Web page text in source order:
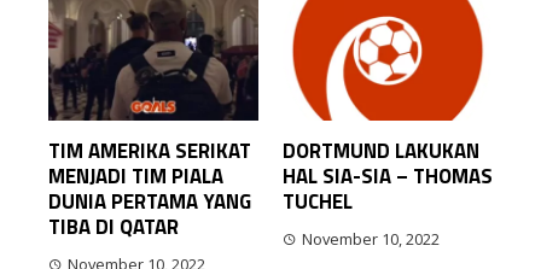
TIM AMERIKA SERIKAT
MENJADI TIM PIALA
DUNIA PERTAMA YANG
TIBA DI QATAR
DORTMUND LAKUKAN
HAL SIA-SIA – THOMAS
TUCHEL